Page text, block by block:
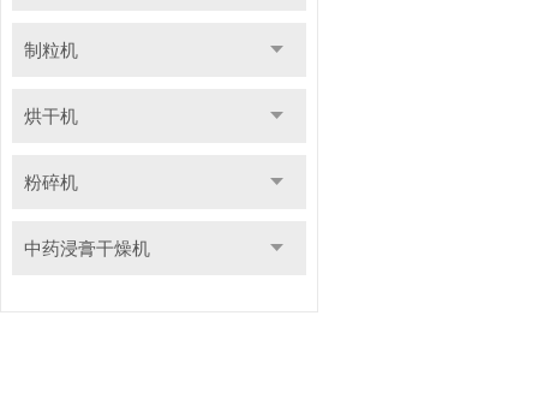
制粒机
烘干机
粉碎机
中药浸膏干燥机